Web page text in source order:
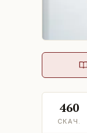
460
СКАЧ.